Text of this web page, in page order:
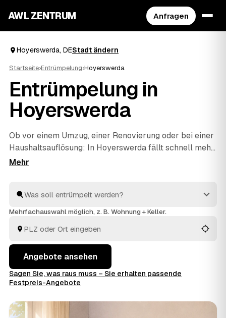
AWL ZENTRUM Anfragen
Hoyerswerda, DEStadt ändern
Startseite›Entrümpelung›Hoyerswerda
Entrümpelung in
Hoyerswerda
Ob vor einem Umzug, einer Renovierung oder bei einer
Haushaltsauflösung: In Hoyerswerda fällt schnell mehr
Hausrat an, als man allein wegbekommt. Über AWL
Angebote von geprüften Betrieben rund um
Hoyerswerda bisFrankenthalundCottbus
müssen keine Preise im Voraus raten.
Mehrfachauswahl möglich, z. B. Wohnung + Keller.
Angebote ansehen
Sagen Sie, was raus muss – Sie erhalten passende
Festpreis-Angebote